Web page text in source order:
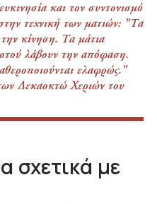
και τον συντονισμό
τεχνική των ματιών: "Τα
κίνηση. Τα μάτια
λάβουν την απόφαση.
ελαφρώς."
Δεκαοκτώ Χεριών του
σχετικά με